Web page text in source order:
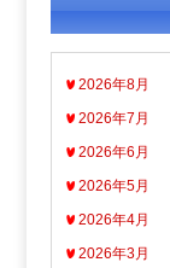
2026年8月
2026年7月
2026年6月
2026年5月
2026年4月
2026年3月